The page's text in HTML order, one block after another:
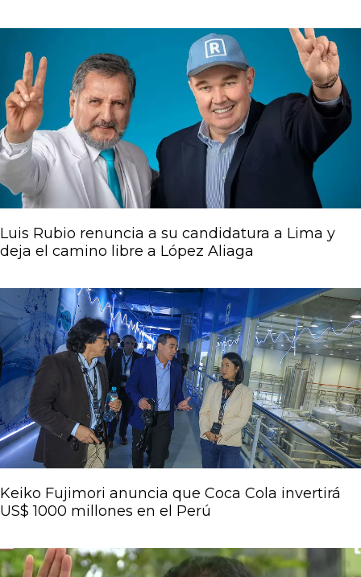
Luis Rubio renuncia a su candidatura a Lima y
deja el camino libre a López Aliaga
Keiko Fujimori anuncia que Coca Cola invertirá
US$ 1000 millones en el Perú